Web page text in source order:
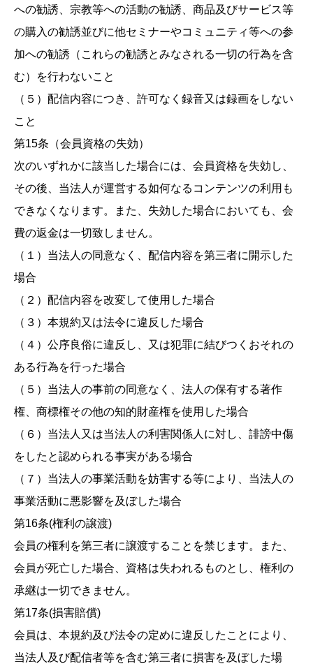
への勧誘、宗教等への活動の勧誘、商品及びサービス等
の購入の勧誘並びに他セミナーやコミュニティ等への参
加への勧誘（これらの勧誘とみなされる一切の行為を含
む）を行わないこと
（５）配信内容につき、許可なく録音又は録画をしない
こと
第15条（会員資格の失効）
次のいずれかに該当した場合には、会員資格を失効し、
その後、当法人が運営する如何なるコンテンツの利用も
できなくなります。また、失効した場合においても、会
費の返金は一切致しません。
（１）当法人の同意なく、配信内容を第三者に開示した
場合
（２）配信内容を改変して使用した場合
（３）本規約又は法令に違反した場合
（４）公序良俗に違反し、又は犯罪に結びつくおそれの
ある行為を行った場合
（５）当法人の事前の同意なく、法人の保有する著作
権、商標権その他の知的財産権を使用した場合
（６）当法人又は当法人の利害関係人に対し、誹謗中傷
をしたと認められる事実がある場合
（７）当法人の事業活動を妨害する等により、当法人の
事業活動に悪影響を及ぼした場合
第16条(権利の譲渡)
会員の権利を第三者に譲渡することを禁じます。また、
会員が死亡した場合、資格は失われるものとし、権利の
承継は一切できません。
第17条(損害賠償)
会員は、本規約及び法令の定めに違反したことにより、
当法人及び配信者等を含む第三者に損害を及ぼした場